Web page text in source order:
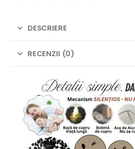
DESCRIERE
RECENZII (0)